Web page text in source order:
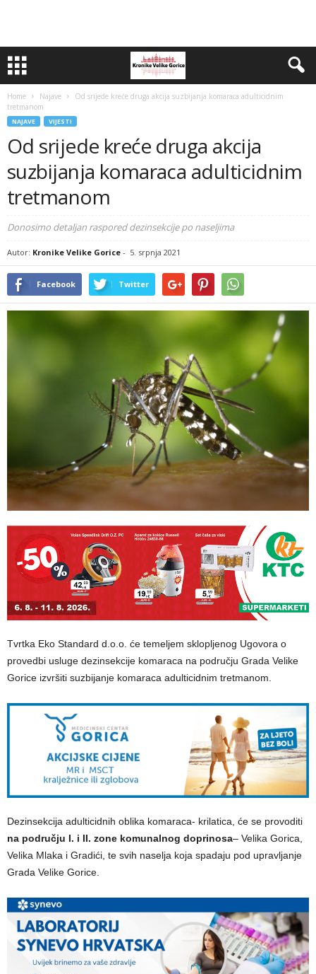
Home Najave
Od srijede kreće druga akcija suzbijanja komaraca adulticidnim
tretmanom
NAJAVE VIJESTI
Od srijede kreće druga akcija
suzbijanja komaraca adulticidnim
tretmanom
Donosimo detaljan raspored dezinsekcije po naseljima
Autor: Kronike Velike Gorice - 5. srpnja 2021
Facebook Twitter
Tvrtka Eko Standard d.o.o. će temeljem sklopljenog Ugovora o
provedbi usluge dezinsekcije komaraca na području Grada Velike
Gorice izvršiti suzbijanje komaraca adulticidnim tretmanom.
Dezinsekcija adulticidnih oblika komaraca- krilatica, će se provoditi
na području I. i II. zone komunalnog doprinosa– Velika Gorica,
Velika Mlaka i Gradići, te svih naselja koja spadaju pod upravljanje
Grada Velike Gorice.